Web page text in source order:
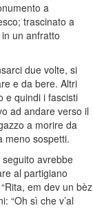
a
trascinato a
un anfratto
due volte, si
e da bere. Altri
e quindi i fascisti
ad andare verso il
a morire da
meno sospetti.
avrebbe
al partigiano
em dev un bèz
“Oh sì che v’al